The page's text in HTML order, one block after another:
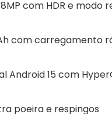
com HDR e modo
com carregamento
Android 15 com
poeira e respingos